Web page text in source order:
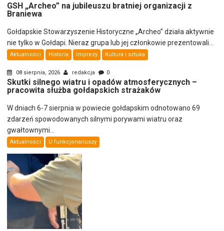
GSH „Archeo” na jubileuszu bratniej organizacji z
Braniewa
Gołdapskie Stowarzyszenie Historyczne „Archeo” działa aktywnie
nie tylko w Gołdapi. Nieraz grupa lub jej członkowie prezentowali...
Aktualności Historia Imprezy Kultura i sztuka
08 sierpnia, 2026 redakcja 0
Skutki silnego wiatru i opadów atmosferycznych –
pracowita służba gołdapskich strażaków
W dniach 6-7 sierpnia w powiecie gołdapskim odnotowano 69
zdarzeń spowodowanych silnymi porywami wiatru oraz
gwałtownymi...
Aktualności U funkcjonariuszy